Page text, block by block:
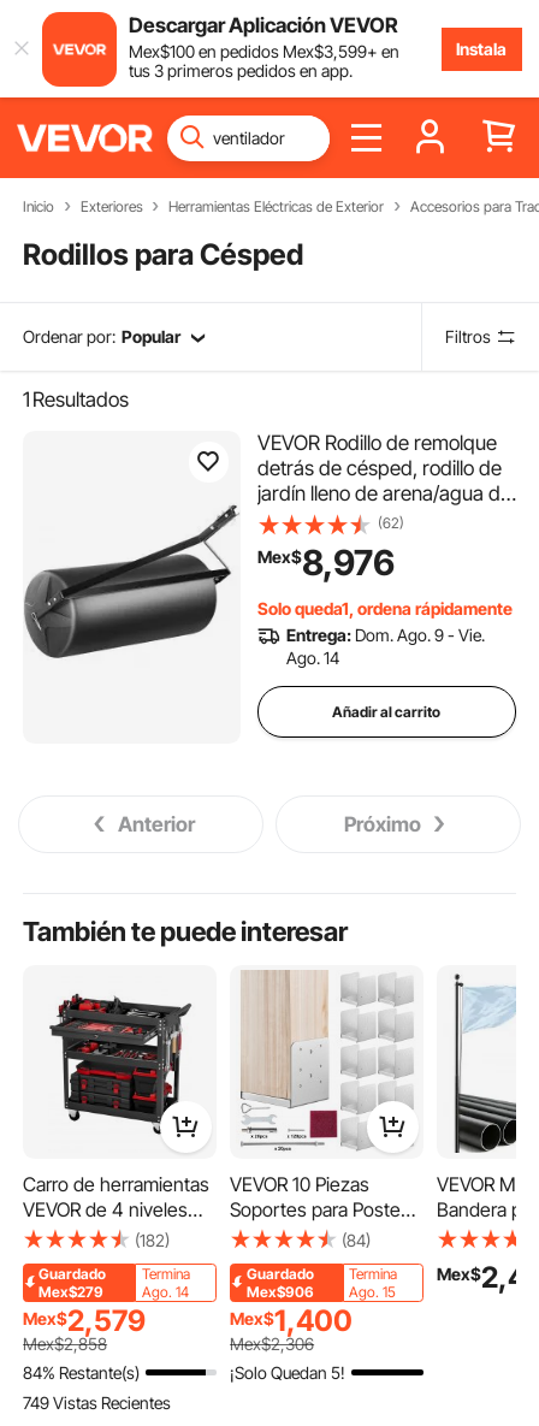
Descargar Aplicación VEVOR
Mex$100en pedidos Mex$3,599+ en
tus 3 primeros pedidos en app.
Instala
Inicio Exteriores Herramientas Eléctricas de Exterior Accesorios para
Rodillos para Césped
Ordenar por: Popular Filtros
1 Resultados
VEVOR Rodillo de remolque
detrás de césped, rodillo de
jardín lleno de arena/agua de
400 libras, tambor LLDPE y
rodillo de césped con marco
de acero con enchufe de fácil
tr
(62)
Mex$8,976
Solo queda1, ordena rápidamente
Entrega: Dom. Ago. 9 - Vie.
Ago. 14
Añadir al carrito
Anterior Próximo
También te puede interesar
Carro de herramientas
VEVOR de 4 niveles
con ruedas, capacidad
de carga de 159 kg,
carro de trabajo
rodante con cajón y
panel perforado,
organizador de
herramientas
mecánicas con
(182)
Guardado
Mex$279
Termina
Ago. 14
Mex$2,579
Mex$2,858
84% Restante(s)
749 Vistas Recientes
VEVOR 10 Piezas
Soportes para Postes
de Madera 6"x6"
(152x152 mm) Base de
Anclaje de Acero
Inoxidable para Poste
de Madera Tamaño
Interno 140x150mm
para Barandilla,
(84)
Guardado
Mex$906
Termina
Ago. 15
Mex$1,400
Mex$2,306
¡Solo Quedan 5!
VEVOR
Bandera
9,14 m,
Bandera
Mex$